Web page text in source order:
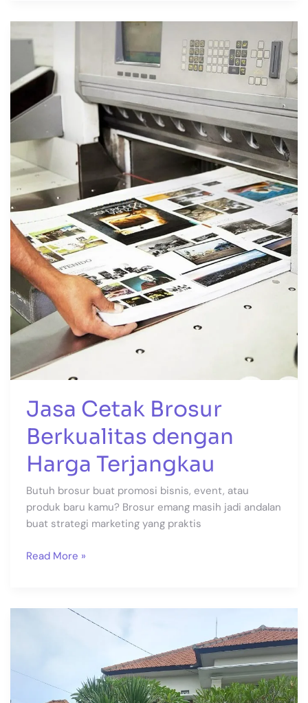
Jasa Cetak Brosur
Berkualitas dengan
Harga Terjangkau
Butuh brosur buat promosi bisnis, event, atau
produk baru kamu? Brosur emang masih jadi andalan
buat strategi marketing yang praktis
Cetak
Brosur
Berkualitas
dengan
Harga
Terjangkau
Read More »
Polos